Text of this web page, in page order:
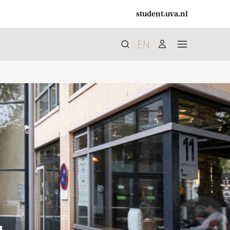
student.uva.nl
Zoeksearch
EN user menu